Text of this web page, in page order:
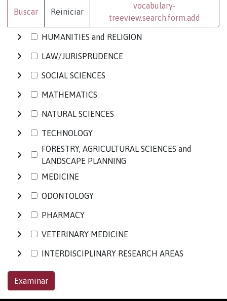
Buscar Reiniciar
vocabulary-
treeview.search.form.add
HUMANITIES and RELIGION
LAW/JURISPRUDENCE
SOCIAL SCIENCES
MATHEMATICS
NATURAL SCIENCES
TECHNOLOGY
FORESTRY, AGRICULTURAL SCIENCES and
LANDSCAPE PLANNING
MEDICINE
ODONTOLOGY
PHARMACY
VETERINARY MEDICINE
INTERDISCIPLINARY RESEARCH AREAS
Examinar